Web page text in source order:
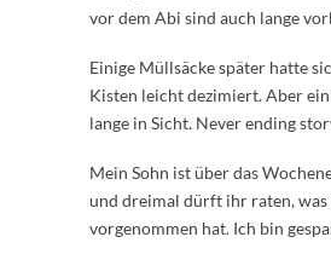
vor dem Abi sind auch lange
Einige Müllsäcke später hatte
Kisten leicht dezimiert. Aber
lange in Sicht. Never ending
Mein Sohn ist über das
und dreimal dürft ihr raten, was
vorgenommen hat. Ich bin